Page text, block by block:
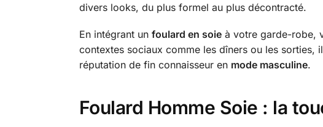
divers looks, du plus formel au plus décontracté.
En intégrant un foulard en soieà votre garde-robe,
contextes sociaux comme les dîners ou les
réputation de fin connaisseur en mode masculine.
Foulard Homme Soie : la